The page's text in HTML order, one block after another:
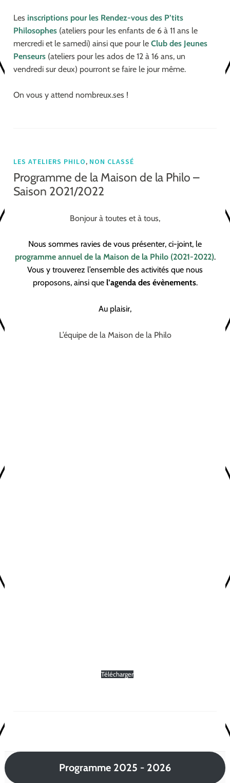
Les inscriptions pour les Rendez-vous des P’tits
Philosophes (ateliers pour les enfants de 6 à 11 ans le
mercredi et le samedi) ainsi que pour leClub des Jeunes
Penseurs (ateliers pour les ados de 12 à 16 ans, un
vendredi sur deux) pourront se faire le jour même.
On vous y attend nombreux.ses !
LES ATELIERS PHILO, NON CLASSÉ
Programme de la Maison de la Philo –
Saison 2021/2022
Bonjour à toutes et à tous,
Nous sommes ravies de vous présenter, ci-joint, le
programme annuel de la Maison de la Philo (2021-2022).
Vous y trouverez l’ensemble des activités que nous
proposons, ainsi que l’agenda des évènements.
Au plaisir,
L’équipe de la Maison de la Philo
Télécharger
Programme 2025 - 2026